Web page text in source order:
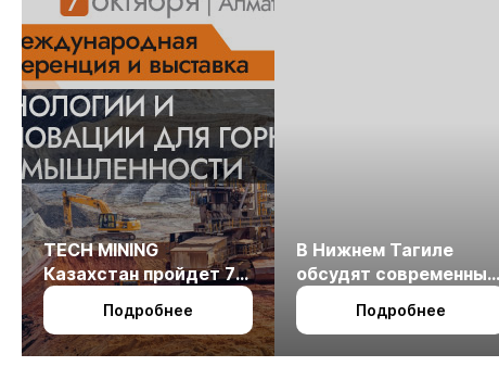
TECH MINING
Казахстан пройдет 7
октября в Алматы
Подробнее
В Нижнем Тагиле
обсудят современные
технологии
измельчения
Подробнее